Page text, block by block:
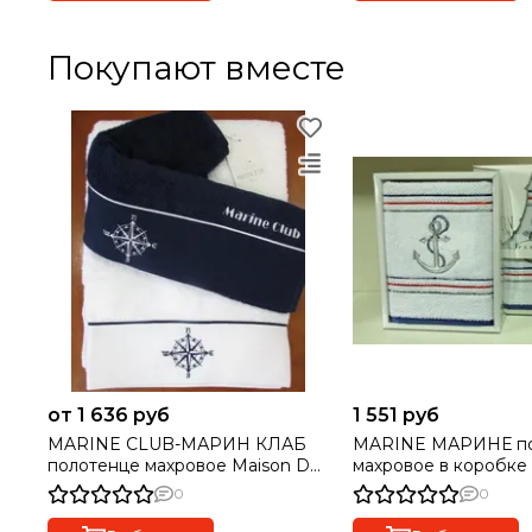
Покупают вместе
от 1 636 руб
MARINE CLUB-МАРИН КЛАБ
полотенце махровое Maison Dor
Турция
0
1 551 руб
MARINE МАРИНЕ полотенце
махровое в
Турция
0